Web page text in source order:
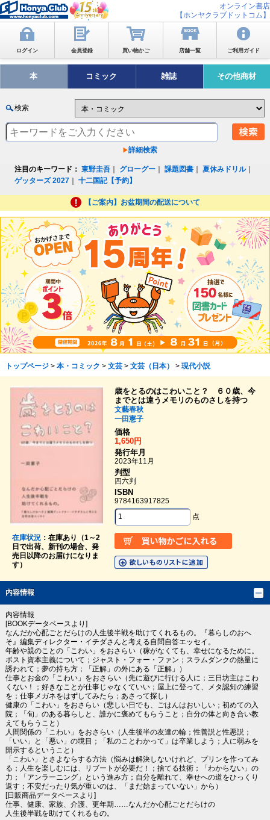
オンライン書店
【ホンヤクラブドットコム】
ログイン 会員登録 買い物かご 店舗一覧 ご利用ガイド
本 コミック 雑誌 その他商材
検索
詳細検索
注目のキーワード： 東野圭吾 グローグー ｜課題図書 ｜夏休みドリル｜
ゲッターズ 2027 ｜十二国記【予約】
【ご案内】お盆期間の配送について
トップページ> 本・コミック > 文芸> 文芸（日本） > 現代小説
在庫状況：在庫あり（1～2
日で出荷、新刊の場合、発
売日以降のお届けになりま
す）
歳をとるのはこわいこと？ ６０歳、今
までとは違うメモリのものさしを持つ
文藝春秋
一田憲子
価格
1,650円
発行年月
2023年11月
判型
四六判
ISBN
9784163917825
点
内容情報
内容情報
[BOOKデータベースより]
なんだか心配ごとだらけの人生後半戦を助けてくれるもの。『暮らしのおへ
そ』編集ディレクター・イチダさんと考える自問自答エッセイ。
年齢や親のことの「こわい」をおさらい（稼がなくても、幸せになるために。
ポスト資本主義について；ジャスト・フォー・ファン；スラムダンクの熱量に
誘われて；夢の持ち方；「正解」の外にある「正解」）
仕事とお金の「こわい」をおさらい（先に遊びに行ける人に；三日坊主はこわ
くない！；好きなことが仕事じゃなくていい；屋上に登って、メタ認知の練習
を；仕事メガネをはずしてみたら；あさって探し）
健康の「こわい」をおさらい（悲しい日でも、ごはんはおいしい；初めての入
院；「旬」のある暮らしと、誰かに褒めてもらうこと；自分の体と向き合い教
えてもらうこと）
人間関係の「こわい」をおさらい（人生後半の友達の輪；性善説と性悪説；
「いい」と「悪い」の境目；「私のことわかって」は卒業しよう；人に弱みを
開示するということ）
「こわい」とさよならする方法（悩みは解決しないけれど、プリンを作ってみ
る；人生を楽しむには、リブートが必要だ！；捨てる技術；「わからない」の
力；「アンラーニング」という進み方；自分を離れて、幸せへの道をひっくり
返す；不安だったり気が重いのは、「まだ始まっていない」から）
[日販商品データベースより]
仕事、健康、家族、介護、更年期……なんだか心配ごとだらけの
人生後半戦を助けてくれるもの。